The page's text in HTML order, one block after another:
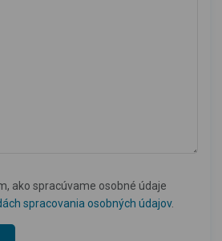
ako spracúvame osobné údaje
spracovania osobných údajov.